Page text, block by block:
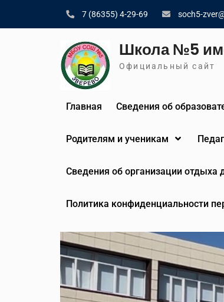
7 (86355) 4-29-69 soch5-
Школа №5
Официальный сайт
Главная Сведения об
Родителям и ученикам
Сведения об организации отдыха
Политика конфиденциальности